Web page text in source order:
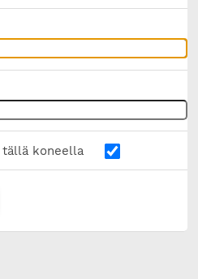
tällä koneella